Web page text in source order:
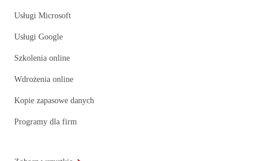
Usługi Microsoft
Usługi Google
Szkolenia online
Wdrożenia online
Kopie zapasowe danych
Programy dla firm